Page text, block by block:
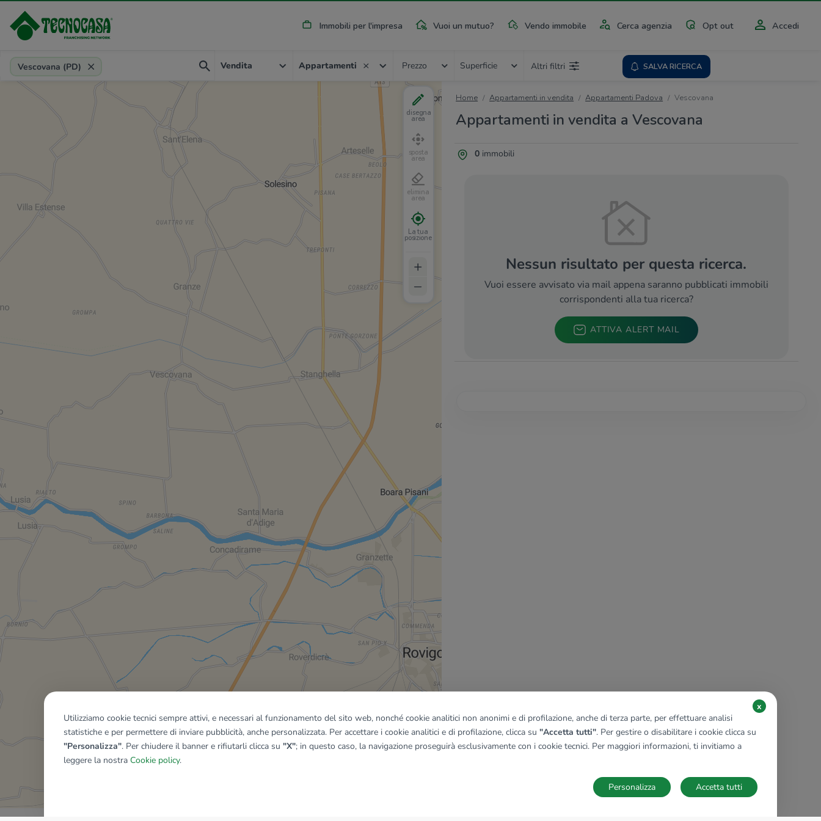
Immobili per l'impresa Vuoi un mutuo? Vendo immobile Cerca agenzia Opt out Accedi
Provincia, comune, zona, riferimento
Vescovana (PD) Vendita Appartamenti Prezzo Superficie Altri filtri SALVA RICERCA
Home Appartamenti in vendita Appartamenti Padova Vescovana
Appartamenti in vendita a Vescovana
0immobili
Nessun risultato per questa ricerca.
Vuoi essere avvisato via mail appena saranno pubblicati immobili
corrispondenti alla tua ricerca?
ATTIVA ALERT MAIL
disegna
area
sposta
area
elimina
area
La tua
posizione
+
–
Mostra tutti gli immobili del riquadro
Utilizziamo cookie tecnici sempre attivi, e necessari al funzionamento del sito web, nonché cookie analitici non anonimi e di profilazione, anche di terza parte, per effettuare analisi
statistiche e per permettere di inviare pubblicità, anche personalizzata. Per accettare i cookie analitici e di profilazione, clicca su "Accetta tutti". Per gestire o disabilitare i cookie clicca su
"Personalizza". Per chiudere il banner e rifiutarli clicca su "X"; in questo caso, la navigazione proseguirà esclusivamente con i cookie tecnici. Per maggiori informazioni, ti invitiamo a
leggere la nostra Cookie policy.
x
Accetta tutti
Personalizza